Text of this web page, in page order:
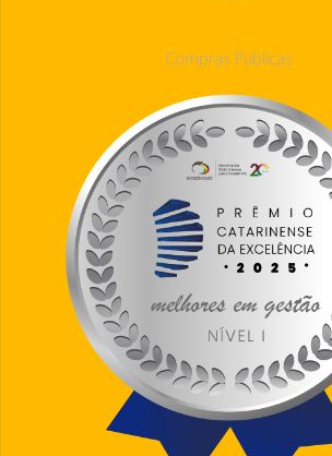
Compras Públicas